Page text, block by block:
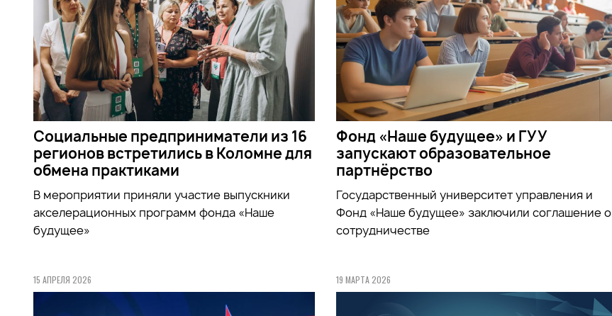
Социальные предприниматели из 16
регионов встретились в Коломне для
обмена практиками
В мероприятии приняли участие выпускники
акселерационных программ фонда «Наше
будущее»
Фонд «Наше будущее» и ГУУ
запускают образовательное
партнёрство
Государственный университет управления и
Фонд «Наше будущее» заключили соглашение о
сотрудничестве
15 АПРЕЛЯ 2026 19 МАРТА 2026